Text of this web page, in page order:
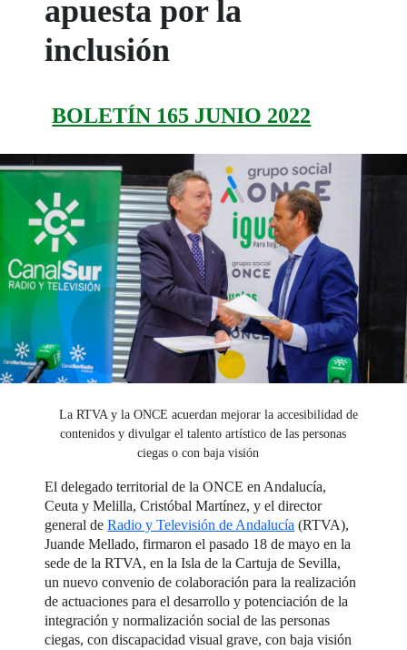
apuesta por la
inclusión
BOLETÍN 165 JUNIO 2022
La RTVA y la ONCE acuerdan mejorar la accesibilidad de
contenidos y divulgar el talento artístico de las personas
ciegas o con baja visión
El delegado territorial de la ONCE en Andalucía,
Ceuta y Melilla, Cristóbal Martínez, y el director
general deRadio y Televisión de Andalucía (RTVA),
Juande Mellado, firmaron el pasado 18 de mayo en la
sede de la RTVA, en la Isla de la Cartuja de Sevilla,
un nuevo convenio de colaboración para la realización
de actuaciones para el desarrollo y potenciación de la
integración y normalización social de las personas
ciegas, con discapacidad visual grave, con baja visión